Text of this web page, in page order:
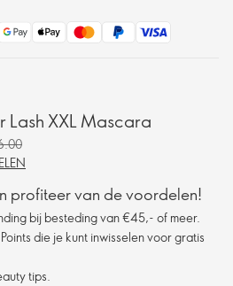
Lash XXL Mascara
profiteer van de voordelen!
bij besteding van €45,- of meer.
die je kunt inwisselen voor gratis
tips.